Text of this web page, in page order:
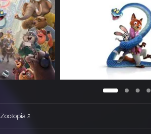
Zootopia 2